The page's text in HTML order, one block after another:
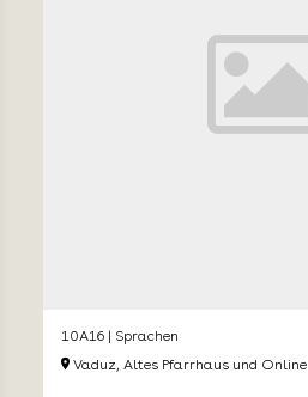
10A16 | Sprachen
Vaduz, Altes Pfarrhaus und Online